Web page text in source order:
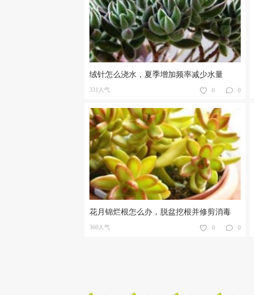
绒针怎么浇水，夏季增加频率减少水量
331人气 0 0
花月锦烂根怎么办，脱盆挖根并修剪消毒
366人气 0 0